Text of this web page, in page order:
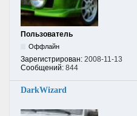
Пользователь
Оффлайн
Зарегистрирован: 2008-11-13
Сообщений: 844
DarkWizard